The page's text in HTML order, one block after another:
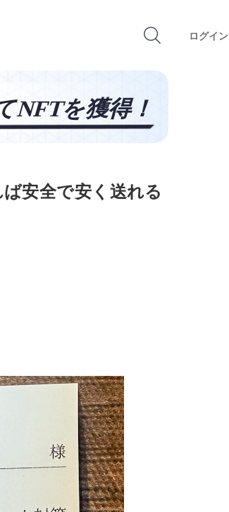
ログイン
安全で安く送れる